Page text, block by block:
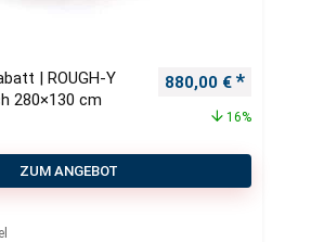
| ROUGH-Y
280×130 cm
Ursprünglicher
880,00 €
16%
ZUM ANGEBOT